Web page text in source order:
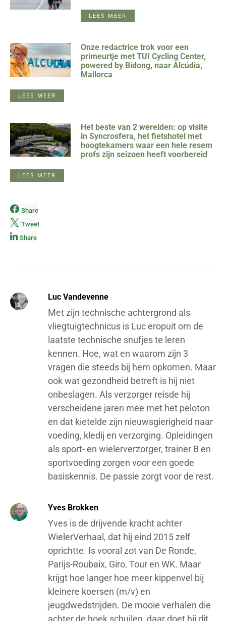
LEES MEER
Onze redactrice trok voor een
primeurtje met TUI Cycling Center,
powered by Bidong, naar Alcúdia,
Mallorca
LEES MEER
Het beste van 2 werelden: op visite
in Syncrosfera, het fietshotel met
hoogtekamers waar een hele resem
profs zijn seizoen heeft voorbereid
LEES MEER
Share
Tweet
Share
Luc Vandevenne
Met zijn technische achtergrond als
vliegtuigtechnicus is Luc eropuit om de
laatste technische snufjes te leren
kennen. Hoe, wat en waarom zijn 3
vragen die steeds bij hem opkomen. Maar
ook wat gezondheid betreft is hij niet
onbeslagen. Als verzorger reisde hij
verscheidene jaren mee met het peloton
en dat kietelde zijn nieuwsgierigheid naar
voeding, kledij en verzorging. Opleidingen
als sport- en wielerverzorger, trainer B en
sportvoeding zorgen voor een goede
basiskennis. De passie zorgt voor de rest.
Yves Brokken
Yves is de drijvende kracht achter
WielerVerhaal, dat hij eind 2015 zelf
oprichtte. Is vooral zot van De Ronde,
Parijs-Roubaix, Giro, Tour en WK. Maar
krijgt hoe langer hoe meer kippenvel bij
kleinere koersen (m/v) en
jeugdwedstrijden. De mooie verhalen die
achter de hoek schuilen, daar doet hij dit